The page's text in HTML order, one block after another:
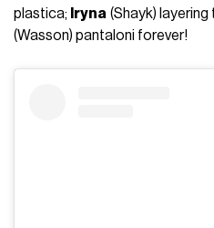
plastica; Iryna (Shayk)
(Wasson) pantaloni forever!